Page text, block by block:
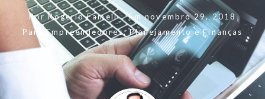
Por Rogerio Fameli Em novembro 29, 2018
Para Empreendedores,Planejamento e Finanças